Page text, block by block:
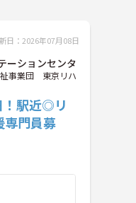
日：2026年07月08日
ーションセンタ
事業団 東京リハ
！駅近◎リ
専門員募